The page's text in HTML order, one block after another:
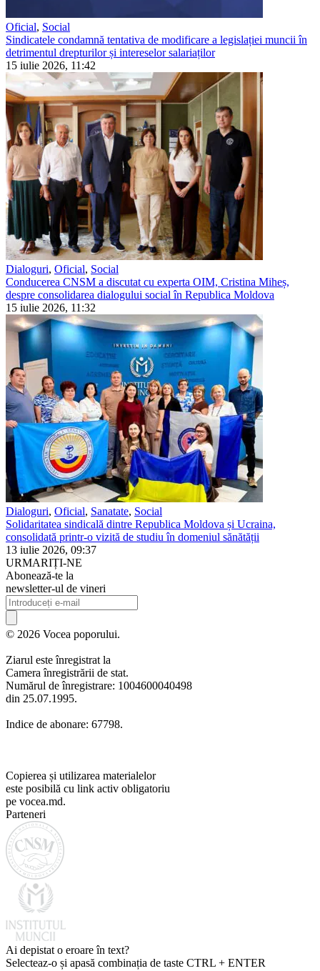
Oficial, Social
Sindicatele condamnă tentativa de modificare a legislației muncii în
detrimentul drepturilor și intereselor salariaților
15 iulie 2026, 11:42
Dialoguri, Oficial, Social
Conducerea CNSM a discutat cu experta OIM, Cristina Miheș,
despre consolidarea dialogului social în Republica Moldova
15 iulie 2026, 11:32
Dialoguri, Oficial, Sanatate, Social
Solidaritatea sindicală dintre Republica Moldova și Ucraina,
consolidată printr-o vizită de studiu în domeniul sănătății
13 iulie 2026, 09:37
URMARIȚI-NE
Abonează-te la
newsletter-ul de vineri
© 2026 Vocea poporului.
Ziarul este înregistrat la
Camera înregistrării de stat.
Numărul de înregistrare: 1004600040498
din 25.07.1995.
Indice de abonare: 67798.
Copierea și utilizarea materialelor
este posibilă cu link activ obligatoriu
pe vocea.md.
Parteneri
Ai depistat o eroare în text?
Selecteaz-o și apasă combinația de taste CTRL + ENTER